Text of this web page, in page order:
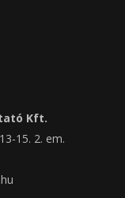
Kft.
15. 2. em.